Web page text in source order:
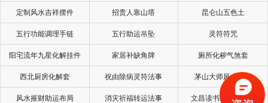
定制风水吉祥摆件 招贵人靠山塔 昆仑山五色土
五行功能调理手链 五行助运吊坠 灵符符咒
阳宅流年九星化解挂件 家居补缺角牌 厕所化秽气煞套
西北厨房化解套 祝由除病灵符法事 茅山大师风水挂画
风水摧财助运布局 消灾祈福转运法事 文昌读书考试风水局